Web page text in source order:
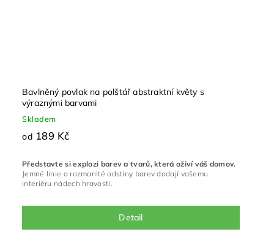
Bavlněný povlak na polštář abstraktní květy s
výraznými barvami
Skladem
od 189 Kč
Detail
Představte si explozi barev a tvarů, která oživí váš domov.
Jemné linie a rozmanité odstíny barev dodají vašemu
interiéru nádech hravosti.